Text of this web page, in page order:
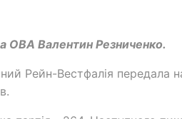
ОВА Валентин Резниченко.
Рейн-Вестфалія передала